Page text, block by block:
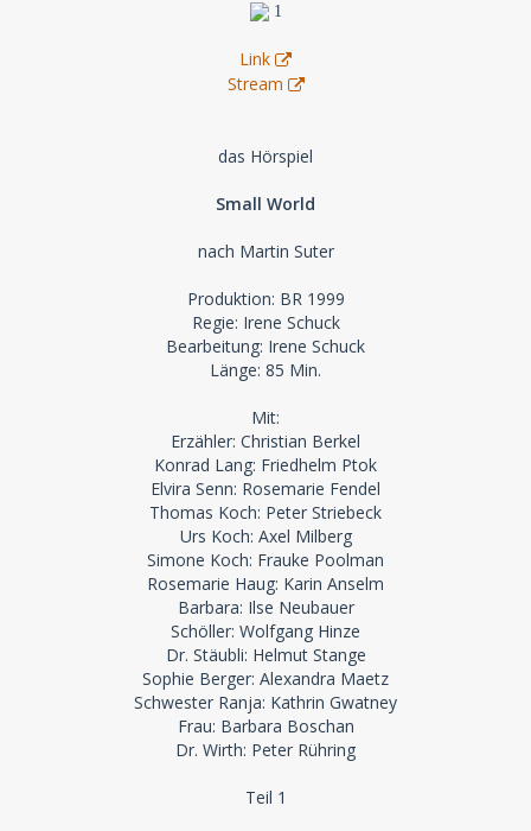
1
Link
Stream
das Hörspiel
Small World
nach Martin Suter
Produktion: BR 1999
Regie: Irene Schuck
Bearbeitung: Irene Schuck
Länge: 85 Min.
Mit:
Erzähler: Christian Berkel
Konrad Lang: Friedhelm Ptok
Elvira Senn: Rosemarie Fendel
Thomas Koch: Peter Striebeck
Urs Koch: Axel Milberg
Simone Koch: Frauke Poolman
Rosemarie Haug: Karin Anselm
Barbara: Ilse Neubauer
Schöller: Wolfgang Hinze
Dr. Stäubli: Helmut Stange
Sophie Berger: Alexandra Maetz
Schwester Ranja: Kathrin Gwatney
Frau: Barbara Boschan
Dr. Wirth: Peter Rühring
Teil 1